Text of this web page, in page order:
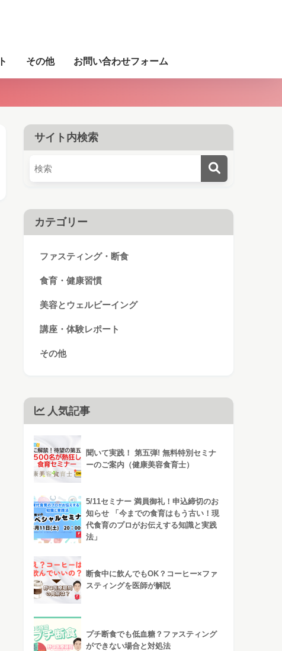
その他 お問い合わせフォーム
サイト内検索
カテゴリー
ファスティング・断食
食育・健康習慣
美容とウェルビーイング
講座・体験レポート
その他
人気記事
聞いて実践！ 第五弾! 無料特別セミナ
ーのご案内（健康美容食育士）
5/11セミナー 満員御礼！申込締切のお
知らせ 「今までの食育はもう古い！現
代食育のプロがお伝えする知識と実践
法」
断食中に飲んでもOK？コーヒー×ファ
スティングを医師が解説
プチ断食でも低血糖？ファスティング
ができない場合と対処法